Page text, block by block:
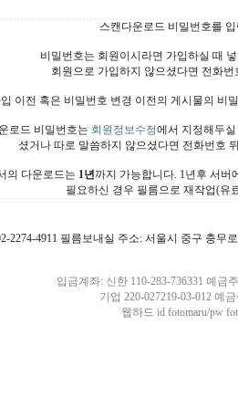
스캔다운로드 비밀번호를
비밀번호는 회원이시라면 가입하실 때
회원으로 가입하지 않으셨다면 전화번
이전 혹은 비밀번호 변경 이전의 게시물의 비
로드 비밀번호는 회원정보수정에서 지정해두
셨거나 따로 말씀하지 않으셨다면 전화번호
의 다운로드는 1년까지 가능합니다. 1년후 서버
필요하신 경우 필름으로 재작업(유
2274-4911 필름보내실 주소: 서울시 중구 충
입금계좌: 신한 110-283-736331 예금
기업 220-027219-03-012 예
웹하드 id fotomaru/pw